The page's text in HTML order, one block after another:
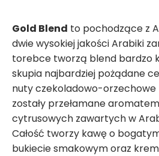
Gold Blend to pochodzące z
dwie wysokiej jakości Arabiki
torebce tworzą blend bardzo
skupia najbardziej pożądane
nuty czekoladowo-orzechowe
zostały przełamane
cytrusowych zawartych w
Całość tworzy kawę o
bukiecie smakowym oraz